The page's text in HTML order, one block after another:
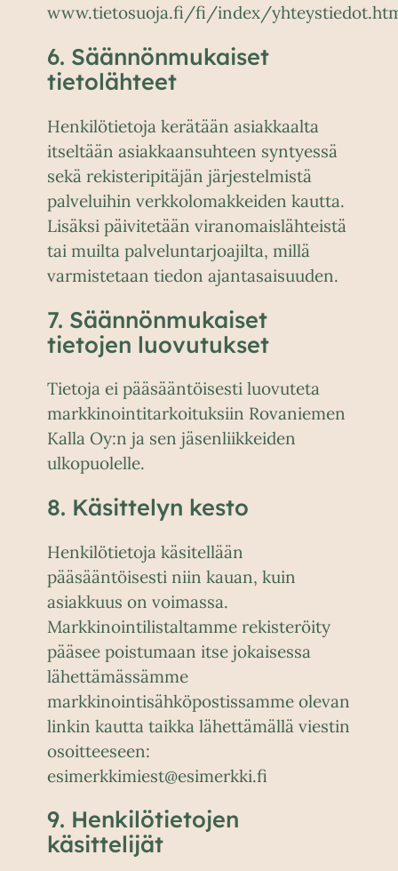
www.tietosuoja.fi/fi/index/
6. Säännönmukaiset
tietolähteet
Henkilötietoja kerätään asiakkaalta
itseltään asiakkaansuhteen syntyessä
sekä rekisteripitäjän järjestelmistä
palveluihin verkkolomakkeiden kautta.
Lisäksi päivitetään viranomaislähteistä
tai muilta palveluntarjoajilta, millä
varmistetaan tiedon ajantasaisuuden.
7. Säännönmukaiset
tietojen luovutukset
Tietoja ei pääsääntöisesti luovuteta
markkinointitarkoituksiin Rovaniemen
Kalla Oy:n ja sen jäsenliikkeiden
ulkopuolelle.
8. Käsittelyn kesto
Henkilötietoja käsitellään
pääsääntöisesti niin kauan, kuin
asiakkuus on voimassa.
Markkinointilistaltamme rekisteröity
pääsee poistumaan itse jokaisessa
lähettämässämme
markkinointisähköpostissamme olevan
linkin kautta taikka lähettämällä viestin
osoitteeseen:
esimerkkimiest@esimerkki.fi
9. Henkilötietojen
käsittelijät